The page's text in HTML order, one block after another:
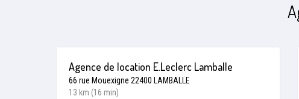
Agence de location E.Leclerc Lamballe
66 rue Mouexigne 22400 LAMBALLE
13 km (16 min)